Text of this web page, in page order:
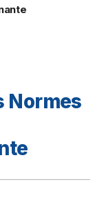
Normes